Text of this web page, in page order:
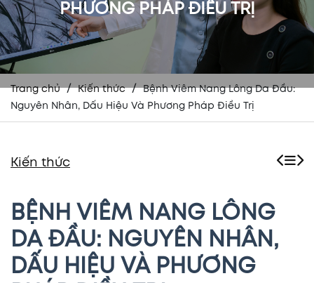
PHƯƠNG PHÁP ĐIỀU TRỊ
Trang chủ / Kiến thức /
Bệnh Viêm Nang Lông Da Đầu:
Nguyên Nhân, Dấu Hiệu Và Phương Pháp Điều Trị
Kiến thức
BỆNH VIÊM NANG LÔNG
DA ĐẦU: NGUYÊN NHÂN,
DẤU HIỆU VÀ PHƯƠNG